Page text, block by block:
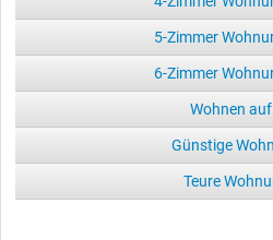
5-Zimmer
6-Zimmer
Wohnen
Günstige
Teure